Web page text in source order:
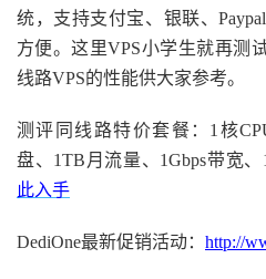
统，支持支付宝、银联、
方便。这里VPS小学生就再测
线路VPS的性能供大家参考。
测评同线路特价套餐：1核
盘、1TB月流量、1Gbps带宽、
此入手
DediOne最新促销活动： http://